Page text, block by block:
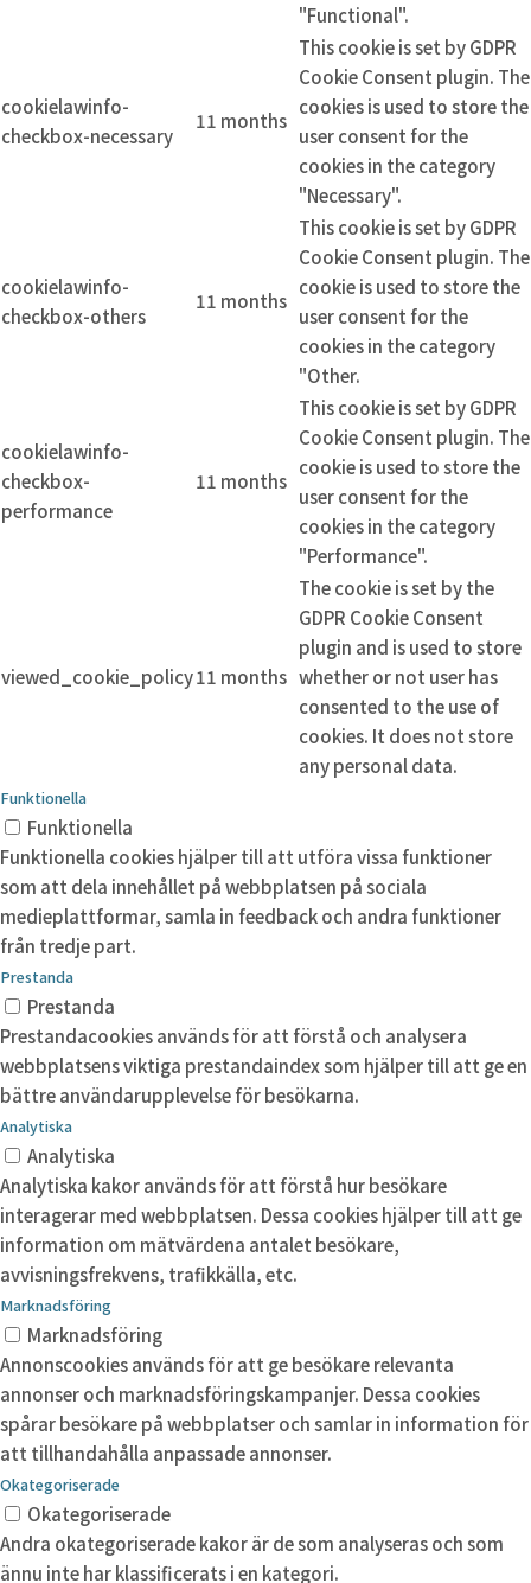
"Functional".
cookielawinfo-
checkbox-necessary
11 months
This cookie is set by GDPR
Cookie Consent plugin. The
cookies is used to store the
user consent for the
cookies in the category
"Necessary".
cookielawinfo-
checkbox-others
11 months
This cookie is set by GDPR
Cookie Consent plugin. The
cookie is used to store the
user consent for the
cookies in the category
"Other.
cookielawinfo-
checkbox-
performance
11 months
This cookie is set by GDPR
Cookie Consent plugin. The
cookie is used to store the
user consent for the
cookies in the category
"Performance".
viewed_cookie_policy11 months
The cookie is set by the
GDPR Cookie Consent
plugin and is used to store
whether or not user has
consented to the use of
cookies. It does not store
any personal data.
Funktionella
Funktionella
Funktionella cookies hjälper till att utföra vissa funktioner
som att dela innehållet på webbplatsen på sociala
medieplattformar, samla in feedback och andra funktioner
från tredje part.
Prestanda
Prestanda
Prestandacookies används för att förstå och analysera
webbplatsens viktiga prestandaindex som hjälper till att ge en
bättre användarupplevelse för besökarna.
Analytiska
Analytiska
Analytiska kakor används för att förstå hur besökare
interagerar med webbplatsen. Dessa cookies hjälper till att ge
information om mätvärdena antalet besökare,
avvisningsfrekvens, trafikkälla, etc.
Marknadsföring
Marknadsföring
Annonscookies används för att ge besökare relevanta
annonser och marknadsföringskampanjer. Dessa cookies
spårar besökare på webbplatser och samlar in information för
att tillhandahålla anpassade annonser.
Okategoriserade
Okategoriserade
Andra okategoriserade kakor är de som analyseras och som
ännu inte har klassificerats i en kategori.